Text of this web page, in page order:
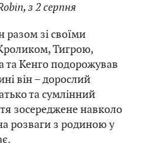
з 2 серпня
разом зі своїми
Тигрою,
та Кенго подорожував
він – дорослий
та сумлінний
зосереджене навколо
розваги з родиною у